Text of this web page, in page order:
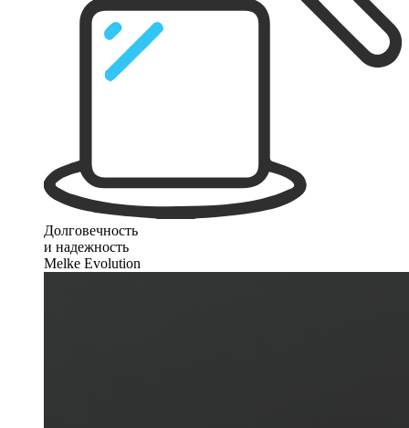
Долговечность
и надежность
Melke Evolution